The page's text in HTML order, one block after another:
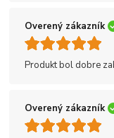
Overený zákazník
Produkt bol dobre
Overený zákazník